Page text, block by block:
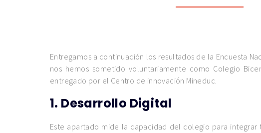
Entregamos a continuación los resultados de la Encuesta
nos hemos sometido voluntariamente como Colegio
entregado por el Centro de innovación Mineduc.
1. Desarrollo Digital
Este apartado mide la capacidad del colegio para